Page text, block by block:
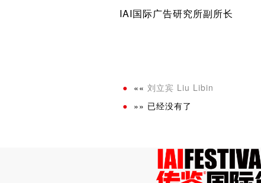
IAI国际广告研究所副所长
«« 刘立宾 Liu Libin
»» 已经没有了